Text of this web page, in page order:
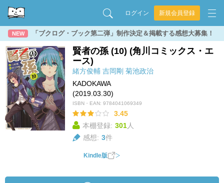
ログイン 新規会員登録
NEW 「ブクログ・ブック第二弾」制作決定＆掲載する感想大募集！
賢者の孫 (10) (角川コミックス・エ
ース)
緒方俊輔 吉岡剛 菊池政治
KADOKAWA
(2019.03.30)
ISBN・EAN: 9784041069349
3.45
本棚登録: 301人
感想: 3件
Kindle版